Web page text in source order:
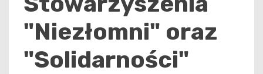
"Niezłomni" oraz
"Solidarności"